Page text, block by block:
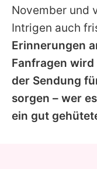
November und
Intrigen auch
Erinnerungen
Fanfragen wird
der Sendung
sorgen – wer
ein gut